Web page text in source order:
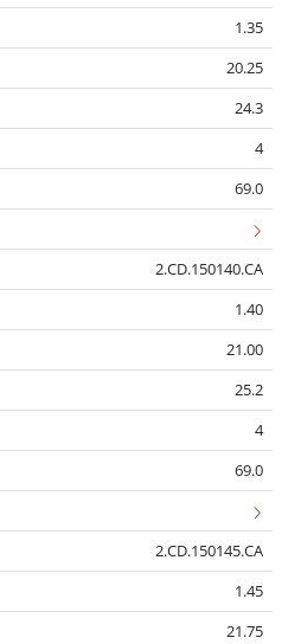
1.35
20.25
24.3
4
69.0
2.CD.150140.CA
1.40
21.00
25.2
4
69.0
2.CD.150145.CA
1.45
21.75